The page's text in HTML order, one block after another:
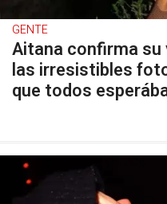
GENTE
Aitana confirma su
las irresistibles
que todos